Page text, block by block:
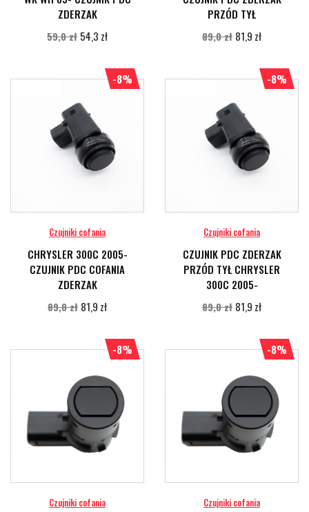
ZDERZAK
59,0 zł 54,3 zł
PRZÓD TYŁ
89,0 zł 81,9 zł
Czujniki cofania
CHRYSLER 300C 2005-
CZUJNIK PDC COFANIA
ZDERZAK
89,0 zł 81,9 zł
-8%
Czujniki cofania
CZUJNIK PDC ZDERZAK
PRZÓD TYŁ CHRYSLER
300C 2005-
89,0 zł 81,9 zł
-8%
Czujniki cofania
-8%
Czujniki cofania
-8%